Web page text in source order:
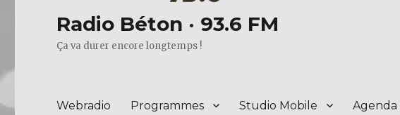
Radio Béton · 93.6 FM
Ça va durer encore longtemps !
Webradio Programmes Studio Mobile Agenda